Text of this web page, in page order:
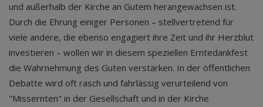
und außerhalb der Kirche an Gutem herangewachsen ist.
Durch die Ehrung einiger Personen – stellvertretend für
viele andere, die ebenso engagiert ihre Zeit und ihr Herzblut
investieren – wollen wir in diesem speziellen Erntedankfest
die Wahrnehmung des Guten verstärken. In der öffentlichen
Debatte wird oft rasch und fahrlässig verurteilend von
"Missernten" in der Gesellschaft und in der Kirche